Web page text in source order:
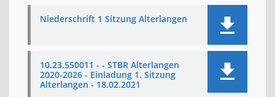
Niederschrift 1 Sitzung Alterlangen
10.23.550011 - - STBR Alterlangen
2020-2026 - Einladung 1. Sitzung
Alterlangen - 18.02.2021